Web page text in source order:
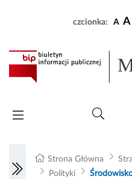
czcionka: A A
Strona Główna
Polityki